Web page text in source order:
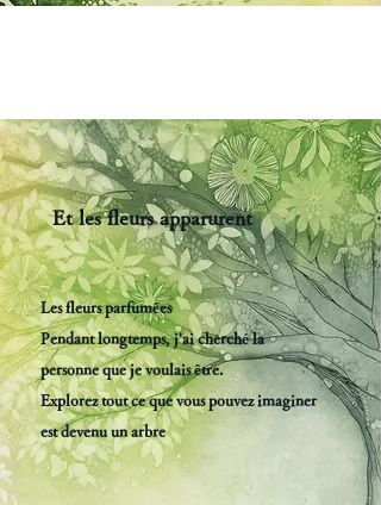
Et les fleurs apparurent
Les fleurs parfumées
Pendant longtemps, j'ai cherché la
personne que je voulais être.
Explorez tout ce que vous pouvez imaginer
est devenu un arbre